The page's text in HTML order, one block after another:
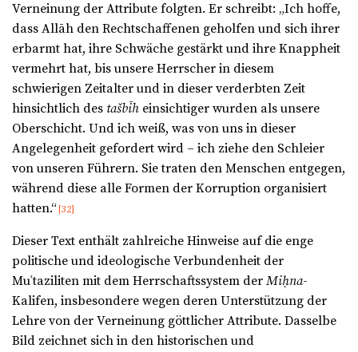
Verneinung der Attribute folgten. Er schreibt: „Ich hoffe,
dass Allāh den Rechtschaffenen geholfen und sich ihrer
erbarmt hat, ihre Schwäche gestärkt und ihre Knappheit
vermehrt hat, bis unsere Herrscher in diesem
schwierigen Zeitalter und in dieser verderbten Zeit
hinsichtlich des tašbīh einsichtiger wurden als unsere
Oberschicht. Und ich weiß, was von uns in dieser
Angelegenheit gefordert wird – ich ziehe den Schleier
von unseren Führern. Sie traten den Menschen entgegen,
während diese alle Formen der Korruption organisiert
hatten.“ [32]
Dieser Text enthält zahlreiche Hinweise auf die enge
politische und ideologische Verbundenheit der
Muʿtaziliten mit dem Herrschaftssystem der Miḥna-
Kalifen, insbesondere wegen deren Unterstützung der
Lehre von der Verneinung göttlicher Attribute. Dasselbe
Bild zeichnet sich in den historischen und